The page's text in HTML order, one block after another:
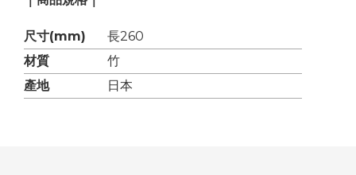
尺寸(mm)
長260
材質
竹
產地 日本